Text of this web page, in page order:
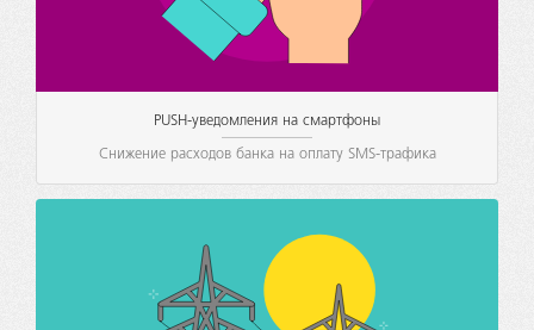
PUSH-уведомления на смартфоны
Снижение расходов банка на оплату SMS-трафика